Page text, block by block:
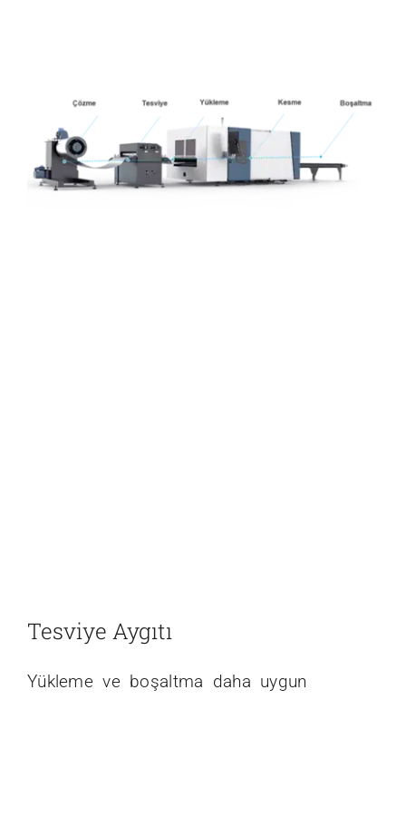
Tesviye Aygıtı
Yükleme ve boşaltma daha uygun